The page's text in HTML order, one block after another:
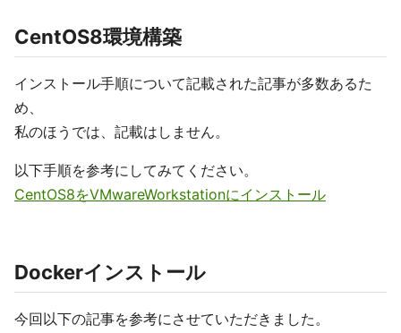
CentOS8環境構築
インストール手順について記載された記事が多数あるた
め、
私のほうでは、記載はしません。
以下手順を参考にしてみてください。
CentOS8をVMwareWorkstationにインストール
Dockerインストール
今回以下の記事を参考にさせていただきました。